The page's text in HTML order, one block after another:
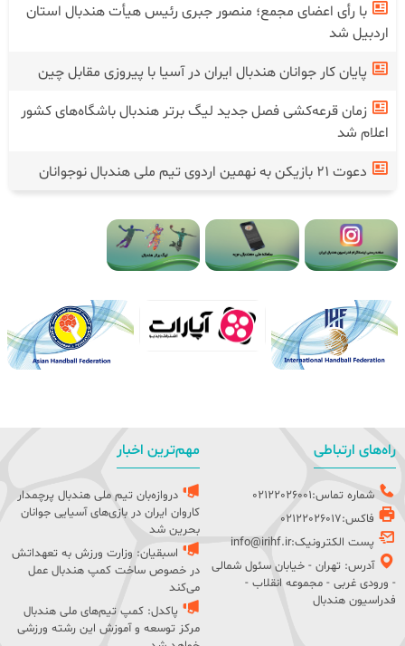
با رأی اعضای مجمع؛ منصور جبری رئیس هیأت هندبال استان
اردبیل شد
پایان کار جوانان هندبال ایران در آسیا با پیروزی مقابل چین
زمان قرعه‌کشی فصل جدید لیگ برتر هندبال باشگاه‌های کشور
اعلام شد
دعوت ۲۱ بازیکن به نهمین اردوی تیم ملی هندبال نوجوانان
راه‌های ارتباطی
شماره تماس:02122026001
فاکس:02122026017
پست الکترونیک:info@irihf.ir
آدرس: تهران - خیابان سئول شمالی
- ورودی غربی - مجموعه انقلاب -
فدراسیون هندبال
مهم‌ترین اخبار
دروازه‌بان تیم ملی هندبال پرچمدار
کاروان ایران در بازی‌های آسیایی جوانان
بحرین شد
اسبقیان: وزارت ورزش به تعهداتش
در خصوص ساخت کمپ هندبال عمل
می‌کند
پاکدل: کمپ تیم‌های ملی هندبال
مرکز توسعه و آموزش این رشته ورزشی